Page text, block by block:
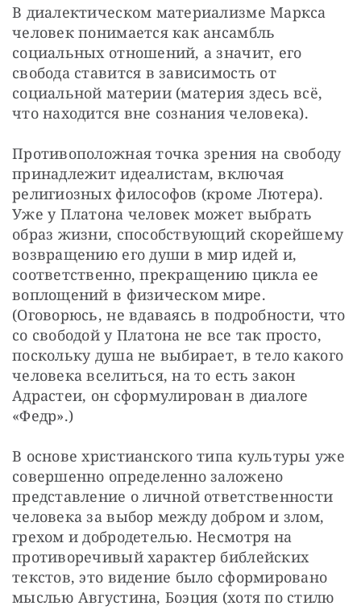
В диалектическом материализме Маркса
человек понимается как ансамбль
социальных отношений, а значит, его
свобода ставится в зависимость от
социальной материи (материя здесь всё,
что находится вне сознания человека).
Противоположная точка зрения на свободу
принадлежит идеалистам, включая
религиозных философов (кроме Лютера).
Уже у Платона человек может выбрать
образ жизни, способствующий скорейшему
возвращению его души в мир идей и,
соответственно, прекращению цикла ее
воплощений в физическом мире.
(Оговорюсь, не вдаваясь в подробности, что
со свободой у Платона не все так просто,
поскольку душа не выбирает, в тело какого
человека вселиться, на то есть закон
Адрастеи, он сформулирован в диалоге
«Федр».)
В основе христианского типа культуры уже
совершенно определенно заложено
представление о личной ответственности
человека за выбор между добром и злом,
грехом и добродетелью. Несмотря на
противоречивый характер библейских
текстов, это видение было сформировано
мыслью Августина, Боэция (хотя по стилю